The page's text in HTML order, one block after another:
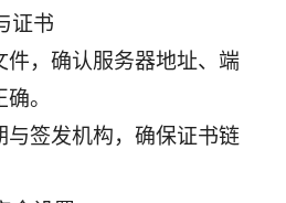
证书
件，确认服务器地址、端
。
与签发机构，确保证书链